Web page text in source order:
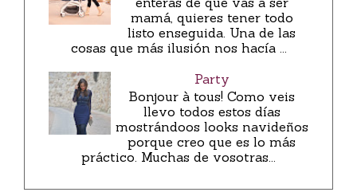
mamá, quieres tener todo
listo enseguida. Una de las
cosas que más ilusión nos hacía ...
Party
Bonjour à tous! Como veis
llevo todos estos días
mostrándoos looks navideños
porque creo que es lo más
práctico. Muchas de vosotras...